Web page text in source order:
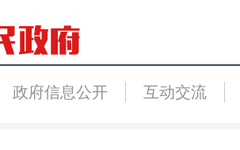
政府信息公开 互动交流